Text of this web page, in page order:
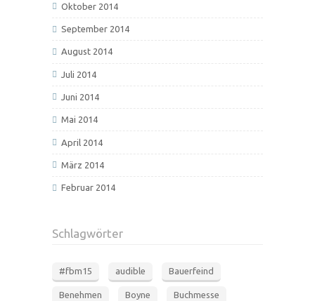
Oktober 2014
September 2014
August 2014
Juli 2014
Juni 2014
Mai 2014
April 2014
März 2014
Februar 2014
Schlagwörter
#fbm15 audible Bauerfeind
Benehmen Boyne Buchmesse